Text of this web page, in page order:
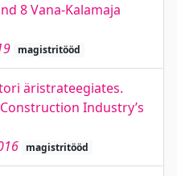
8 Vana-Kalamaja
magistritööd
äristrateegiates.
Industry’s
magistritööd